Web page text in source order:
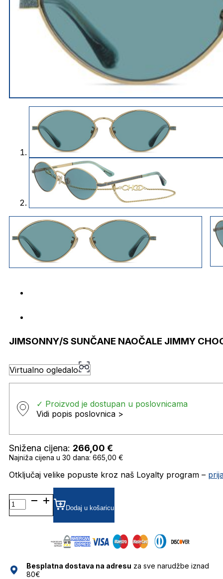
JIMSONNY/S SUNČANE NAOČALE JIMMY
Virtualno ogledalo
✓ Proizvod je dostupan u poslovnicama
Vidi popis poslovnica >
Snižena cijena: 266,00 €
Najniža cijena u 30 dana: 665,00 €
Otključaj velike popuste kroz naš Loyalty program –
JIMSONNY/S SUNČANE
NAOČALE
JIMMY
Dodaj u košaricu
Besplatna dostava na adresu za sve narudžbe iznad
80€